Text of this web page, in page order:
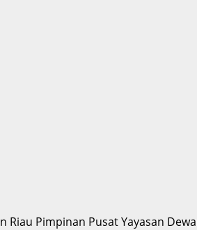
Riau Pimpinan Pusat Yayasan